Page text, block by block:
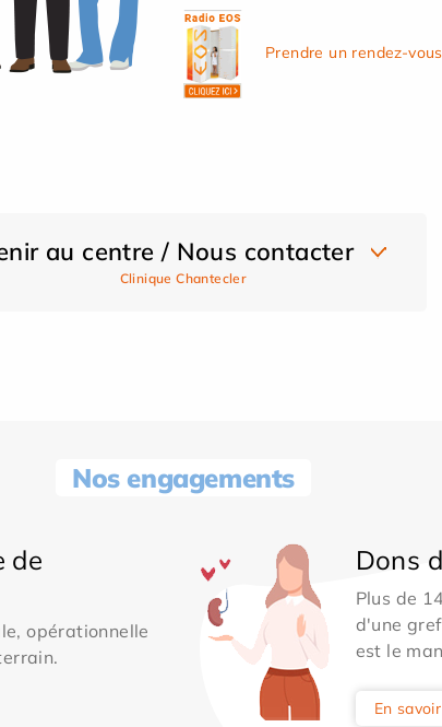
Prendre un rendez-
au centre / Nous contacter
Clinique Chantecler
Nos engagements
de
opérationnelle
Dons
Plus de
d'une
est le
En